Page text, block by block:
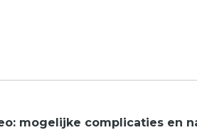
mogelijke complicaties en